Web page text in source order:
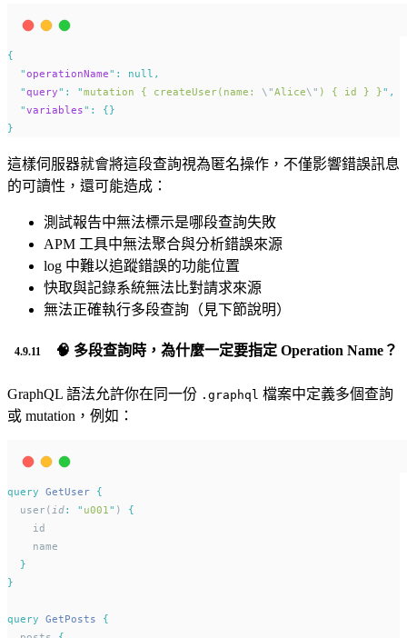
{
"operationName" :
null,
"query" : "mutation { createUser(name: \"Alice\" ) { id } }" ,
"variables" :
{}
}
這樣伺服器就會將這段查詢視為匿名操作，不僅影響錯誤訊息
的可讀性，還可能造成：
測試報告中無法標示是哪段查詢失敗
APM 工具中無法聚合與分析錯誤來源
log 中難以追蹤錯誤的功能位置
快取與記錄系統無法比對請求來源
無法正確執行多段查詢（見下節說明）
🧠 多段查詢時，為什麼一定要指定 Operation Name？
GraphQL 語法允許你在同一份 .graphql 檔案中定義多個查詢
或 mutation，例如：
query GetUser {
  user(
id: " u001 " ) {
    id
    name
}
}
query GetPosts
{